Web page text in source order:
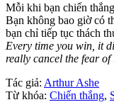
Mỗi khi bạn chiến
Bạn không bao giờ có
bạn chỉ tiếp tục thách
Every time you win, it
really cancel the fear
Tác giả: Arthur Ashe
Từ khóa: Chiến thắng,